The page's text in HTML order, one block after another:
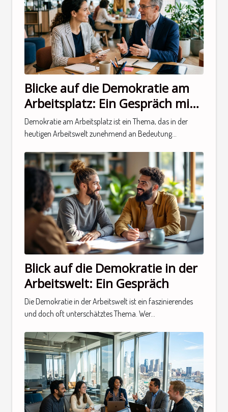
Blicke auf die Demokratie am
Arbeitsplatz: Ein Gespräch mit
einem Experten
Demokratie am Arbeitsplatz ist ein Thema, das in der
heutigen Arbeitswelt zunehmend an Bedeutung...
Blick auf die Demokratie in der
Arbeitswelt: Ein Gespräch
Die Demokratie in der Arbeitswelt ist ein faszinierendes
und doch oft unterschätztes Thema. Wer...